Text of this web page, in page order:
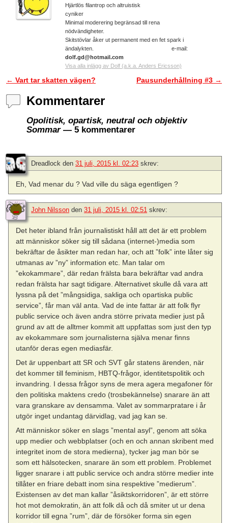
Hjärtlös filantrop och altruistisk
cyniker
Minimal moderering begränsad till rena
nödvändigheter.
Skitstövlar åker ut permanent med en fet spark i
ändalykten. e-mail:
dolf.gd@hotmail.com
Visa alla inlägg av Dolf (a.k.a. Anders Ericsson)
Inläggsnavigering
← Vart tar skatten vägen? Pausunderhållning #3 →
Kommentarer
Opolitisk, opartisk, neutral och objektiv
Sommar— 5 kommentarer
Dreadlock den 31 juli, 2015 kl. 02:23 skrev:
Eh, Vad menar du ? Vad ville du säga egentligen ?
John Nilsson den 31 juli, 2015 kl. 02:51 skrev:
Det heter ibland från journalistiskt håll att det är ett problem
att människor söker sig till sådana (internet-)media som
bekräftar de åsikter man redan har, och att ”folk” inte låter sig
utmanas av ”ny” information etc. Man talar om
”ekokammare”, där redan frälsta bara bekräftar vad andra
redan frälsta har sagt tidigare. Alternativet skulle då vara att
lyssna på det ”mångsidiga, sakliga och opartiska public
service”, får man väl anta. Vad de inte fattar är att folk flyr
public service och även andra större privata medier just på
grund av att de alltmer kommit att uppfattas som just den typ
av ekokammare som journalisterna själva menar finns
utanför deras egen mediasfär.
Det är uppenbart att SR och SVT går statens ärenden, när
det kommer till feminism, HBTQ-frågor, identitetspolitik och
invandring. I dessa frågor syns de mera agera megafoner för
den politiska maktens credo (trosbekännelse) snarare än att
vara granskare av densamma. Valet av sommarpratare i år
utgör inget undantag därvidlag, vad jag kan se.
Att människor söker en slags ”mental asyl”, genom att söka
upp medier och webbplatser (och en och annan skribent med
integritet inom de stora medierna), tycker jag man bör se
som ett hälsotecken, snarare än som ett problem. Problemet
ligger snarare i att public service och andra större medier inte
tillåter en friare debatt inom sina respektive ”medierum”.
Existensen av det man kallar ”åsiktskorridoren”, är ett större
hot mot demokratin, än att folk då och då smiter ut ur dena
korridor till egna ”rum”, där de försöker forma sin egen